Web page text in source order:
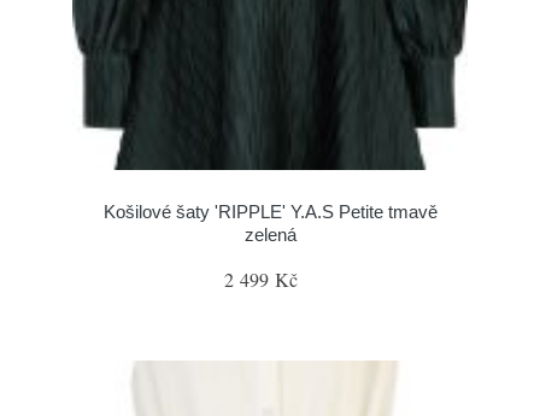
Košilové šaty 'RIPPLE' Y.A.S Petite tmavě
zelená
2 499 Kč